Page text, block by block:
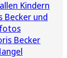
Kindern
Becker und
Becker